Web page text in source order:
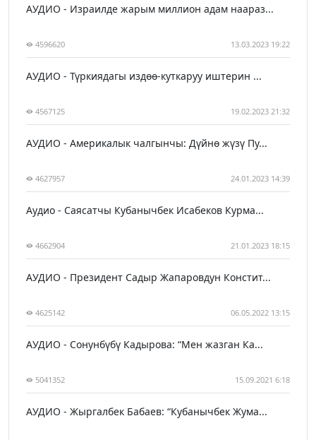
АУДИО - Израилде жарым миллион адам наараз...
4596620 13.03.2023 19:22
АУДИО - Түркиядагы издөө-куткаруу иштерин ...
4567125 19.02.2023 21:32
АУДИО - Америкалык чалгынчы: Дүйнө жүзү Пу...
4627957 24.01.2023 14:39
Аудио - Саясатчы Кубанычбек Исабеков Курма...
4662904 21.01.2023 18:15
АУДИО - Президент Садыр Жапаровдун Констит...
4625142 06.05.2022 13:15
АУДИО - Сонунбүбү Кадырова: “Мен жазган Ка...
5041352 15.09.2021 6:18
АУДИО - Жыргалбек Бабаев: “Кубанычбек Жума...